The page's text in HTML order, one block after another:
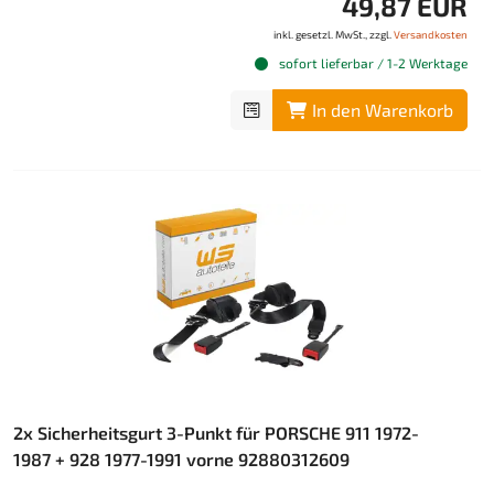
inkl. gesetzl. MwSt., zzgl. Versandkosten
sofort lieferbar / 1-2 Werktage
In den Warenkorb
2x Sicherheitsgurt 3-Punkt für PORSCHE 911 1972-
1987 + 928 1977-1991 vorne 92880312609